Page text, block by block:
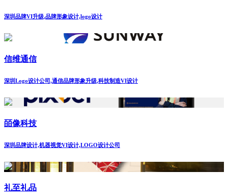
深圳品牌VI升级,品牌形象设计,logo设计
信维通信
深圳Logo设计公司,通信品牌形象升级,科技制造VI设计
皕像科技
深圳品牌设计,机器视觉VI设计,LOGO设计公司
礼至礼品